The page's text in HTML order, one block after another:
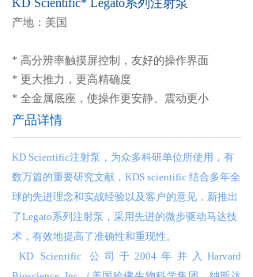
KD Scientific* Legato系列注射泵
KD Scientific注射泵，为众多科研单位所使用，有
数万篇的重要研究文献，KDS scientific 结合多年全
球的先进理念和实战经验以及客户的意见，新推出
了Legato系列注射泵，采用先进的微步驱动马达技
术，有效地提高了准确性和重现性。
KD Scientific 公司于2004年并入Harvard
产地：美国
* 高分辨率触摸屏控制，友好的操作界面
* 更大推力，更高精确度
* 全金属底座，使操作更安静、震动更小
产品详情